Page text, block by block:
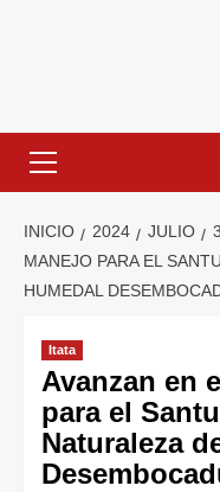
INICIO 2024 JULIO
MANEJO PARA EL
HUMEDAL
Itata
Avanzan en
para el
Naturaleza